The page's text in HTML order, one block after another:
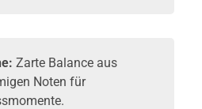
Zarte Balance aus
Noten für